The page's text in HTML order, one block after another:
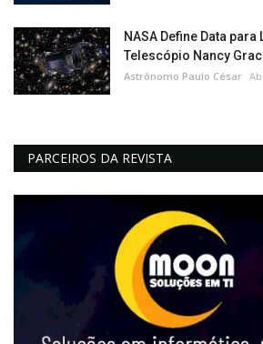
NASA Define Data
Telescópio Nancy
Astrônomo Paulo César
PARCEIROS DA REVISTA